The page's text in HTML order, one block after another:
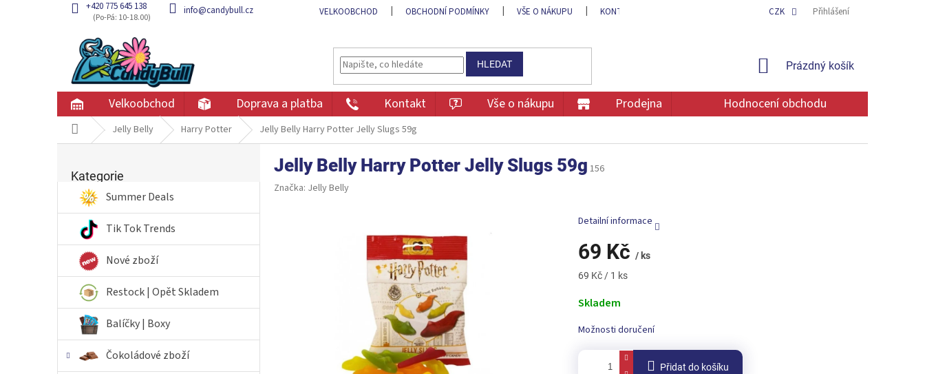
+420 775 645 138 info@candybull.cz VELKOOBCHOD OBCHODNÍ PODMÍNKY VŠE O NÁKUPU KONTAKT OCHRANA OSOBNÍCH ÚDAJŮCZK Přihlášení
HLEDAT
NÁKUPNÍ
Prázdný košík
Velkoobchod Doprava a platba Kontakt Vše o nákupu Prodejna Hodnocení obchodu
Domů Jelly Belly Harry Potter Jelly Belly Harry Potter Jelly Slugs 59g
r
n
í
kategorie
Kategorie
Summer Deals
Tik Tok Trends
Nové zboží
Restock | Opět Skladem
Balíčky | Boxy
Čokoládové zboží
Jelly Belly Harry Potter Jelly Slugs 59g 156
Značka: Jelly Belly
69 Kč / ks
Měrná
69 Kč / 1 ks
Skladem
Možnosti doručení
Přidat do košíku
Detailní informace